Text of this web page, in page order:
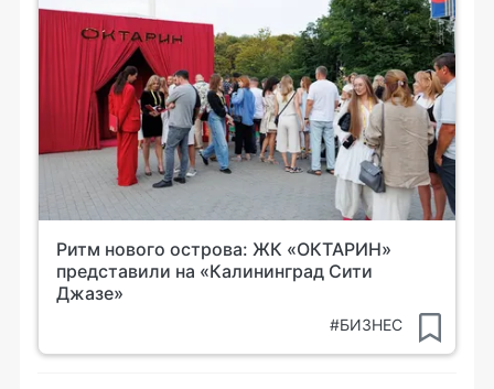
Ритм нового острова: ЖК «ОКТАРИН»
представили на «Калининград Сити
Джазе»
#БИЗНЕС